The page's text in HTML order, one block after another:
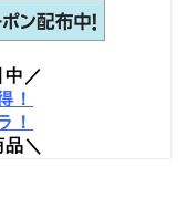
中／
！
！
＼